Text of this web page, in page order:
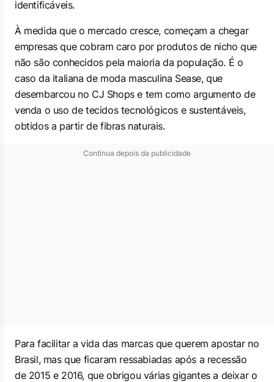
identificáveis.
À medida que o mercado cresce, começam a chegar
empresas que cobram caro por produtos de nicho que
não são conhecidos pela maioria da população. É o
caso da italiana de moda masculina Sease, que
desembarcou no CJ Shops e tem como argumento de
venda o uso de tecidos tecnológicos e sustentáveis,
obtidos a partir de fibras naturais.
Continua depois da publicidade
Para facilitar a vida das marcas que querem apostar no
Brasil, mas que ficaram ressabiadas após a recessão
de 2015 e 2016, que obrigou várias gigantes a deixar o